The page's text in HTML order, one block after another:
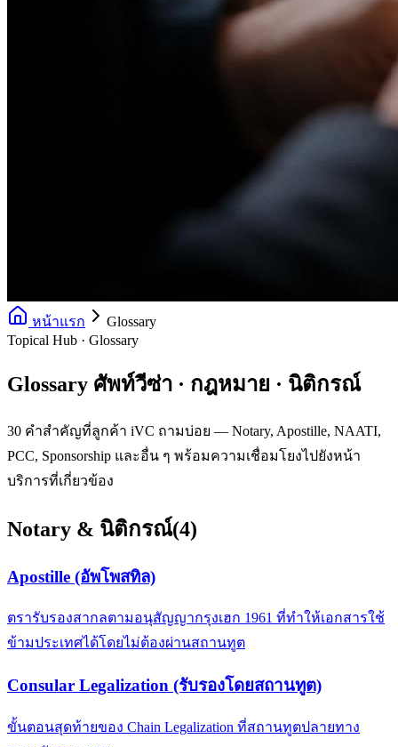
หน้าแรก
Glossary
Topical Hub · Glossary
Glossary ศัพท์วีซ่า · กฎหมาย · นิติกรณ์
30 คำสำคัญที่ลูกค้า iVC ถามบ่อย — Notary, Apostille, NAATI,
PCC, Sponsorship และอื่น ๆ พร้อมความเชื่อมโยงไปยังหน้า
บริการที่เกี่ยวข้อง
Notary & นิติกรณ์(4)
Apostille (อัพโพสทิล)
ตรารับรองสากลตามอนุสัญญากรุงเฮก 1961 ที่ทำให้เอกสารใช้
ข้ามประเทศได้โดยไม่ต้องผ่านสถานทูต
Consular Legalization (รับรองโดยสถานทูต)
ขั้นตอนสุดท้ายของ Chain Legalization ที่สถานทูตปลายทาง